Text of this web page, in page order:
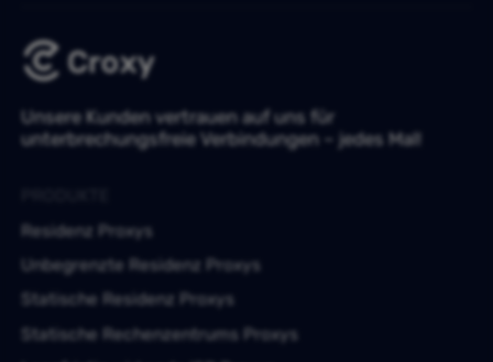
Unsere Kunden vertrauen auf uns für
unterbrechungsfreie Verbindungen – jedes Mal!
Residenz Proxys
Unbegrenzte Residenz Proxys
Statische Residenz Proxys
Statische Rechenzentrums Proxys